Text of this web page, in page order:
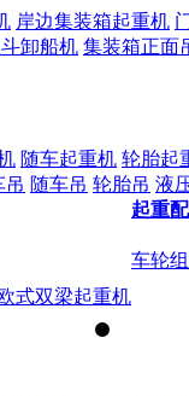
岸边集装箱起重机
卸船机 集装箱正面
随车起重机 轮胎起
吊 随车吊 轮胎吊 液
式双梁起重机
起重
车轮组